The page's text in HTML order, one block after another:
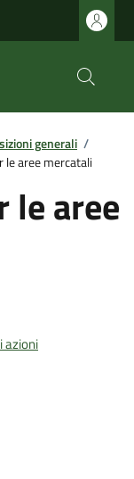
generali /
le aree mercatali
le aree
azioni